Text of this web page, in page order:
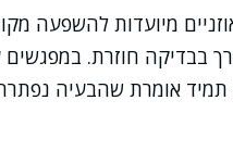
מיועדות להשפעה
בבדיקה חוזרת.
אומרת שהבעיה